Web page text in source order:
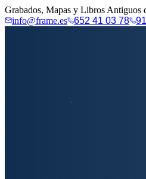
Grabados, Mapas y Libros Antiguos
info@frame.es
652 41 03 78